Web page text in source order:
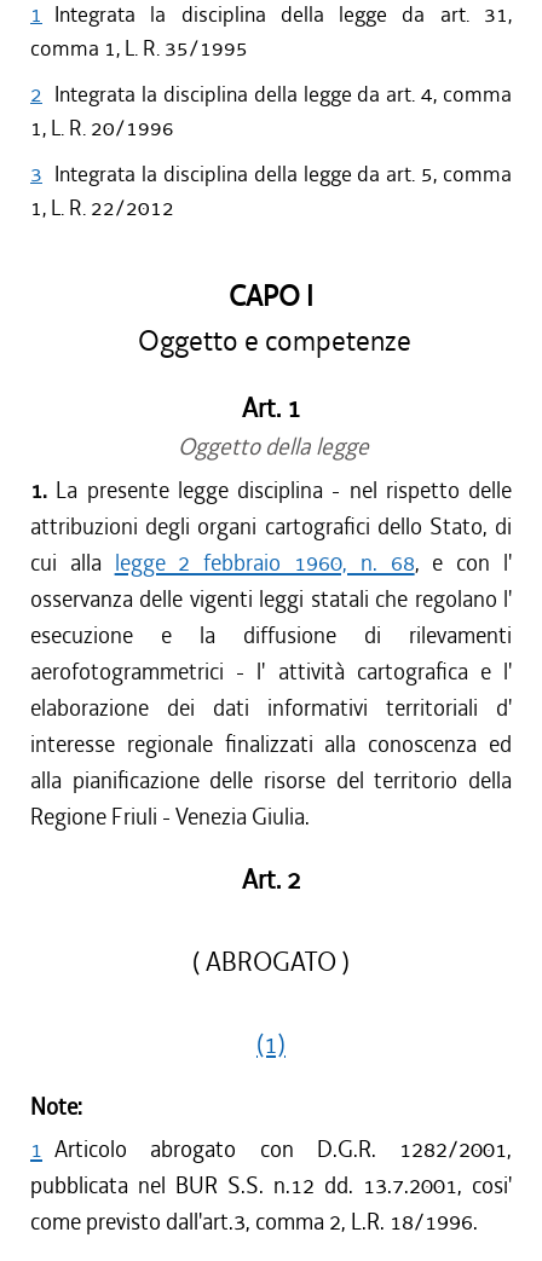
1 Integrata la disciplina della legge da art. 31,
comma 1, L. R. 35/1995
2 Integrata la disciplina della legge da art. 4, comma
1, L. R. 20/1996
3 Integrata la disciplina della legge da art. 5, comma
1, L. R. 22/2012
CAPO I
Oggetto e competenze
Art. 1
Oggetto della legge
1. La presente legge disciplina - nel rispetto delle
attribuzioni degli organi cartografici dello Stato, di
cui alla legge 2 febbraio 1960, n. 68, e con l'
osservanza delle vigenti leggi statali che regolano l'
esecuzione e la diffusione di rilevamenti
aerofotogrammetrici - l' attività cartografica e l'
elaborazione dei dati informativi territoriali d'
interesse regionale finalizzati alla conoscenza ed
alla pianificazione delle risorse del territorio della
Regione Friuli - Venezia Giulia.
Art. 2
( ABROGATO )
(1)
Note:
1 Articolo abrogato con D.G.R. 1282/2001,
pubblicata nel BUR S.S. n.12 dd. 13.7.2001, cosi'
come previsto dall'art.3, comma 2, L.R. 18/1996.